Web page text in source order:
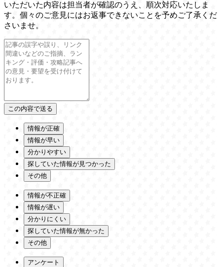
いただいた内容は担当者が確認のうえ、順次対応いたしま
す。個々のご意見にはお返事できないことを予めご了承くだ
さいませ。
情報が正確
情報が早い
分かりやすい
探していた情報が見つかった
その他
情報が不正確
情報が遅い
分かりにくい
探していた情報が無かった
その他
アンケート